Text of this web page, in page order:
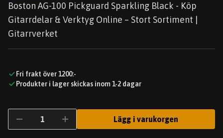
Boston AG-100 Pickguard Sparkling Black - Köp
Gitarrdelar & Verktyg Online – Stort Sortiment |
Gitarrverket
Fri frakt över 1200:-
Produkter i lager skickas inom 1-2 dagar
Lägg i varukorgen